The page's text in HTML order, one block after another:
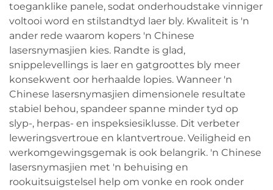
toeganklike panele, sodat onderhoudstake vinniger
voltooi word en stilstandtyd laer bly. Kwaliteit is 'n
ander rede waarom kopers 'n Chinese
lasersnymasjien kies. Randte is glad,
snippelevellings is laer en gatgroottes bly meer
konsekwent oor herhaalde lopies. Wanneer 'n
Chinese lasersnymasjien dimensionele resultate
stabiel behou, spandeer spanne minder tyd op
slyp-, herpas- en inspeksiesiklusse. Dit verbeter
leweringsvertroue en klantvertroue. Veiligheid en
werkomgewingsgemak is ook belangrik. 'n Chinese
lasersnymasjien met 'n behuising en
rookuitsuigstelsel help om vonke en rook onder